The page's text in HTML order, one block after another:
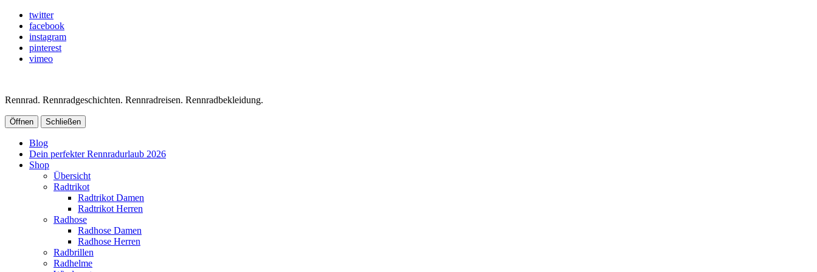
twitter
facebook
instagram
pinterest
vimeo
Rennrad. Rennradgeschichten. Rennradreisen. Rennradbekleidung.
Öffnen Schließen
Blog
Dein perfekter Rennradurlaub 2026
Shop
Übersicht
Radtrikot
Radtrikot Damen
Radtrikot Herren
Radhose
Radhose Damen
Radhose Herren
Radbrillen
Radhelme